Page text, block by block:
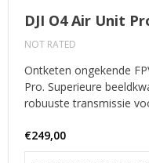
DJI O4 Air Unit
NOT RATED
Ontketen ongekende
Pro. Superieure
robuuste transmissie
€249,00